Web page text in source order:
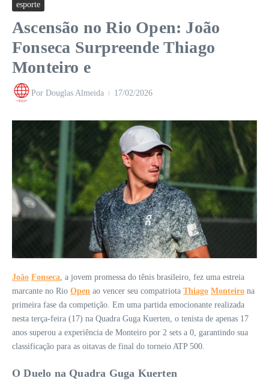
esporte
Ascensão no Rio Open: João
Fonseca Surpreende Thiago
Monteiro e
Por Douglas Almeida 17/02/2026
João Fonseca, a jovem promessa do tênis brasileiro, fez uma estreia
marcante no Rio Open ao vencer seu compatriota Thiago Monteiro na
primeira fase da competição. Em uma partida emocionante realizada
nesta terça-feira (17) na Quadra Guga Kuerten, o tenista de apenas 17
anos superou a experiência de Monteiro por 2 sets a 0, garantindo sua
classificação para as oitavas de final do torneio ATP 500.
O Duelo na Quadra Guga Kuerten